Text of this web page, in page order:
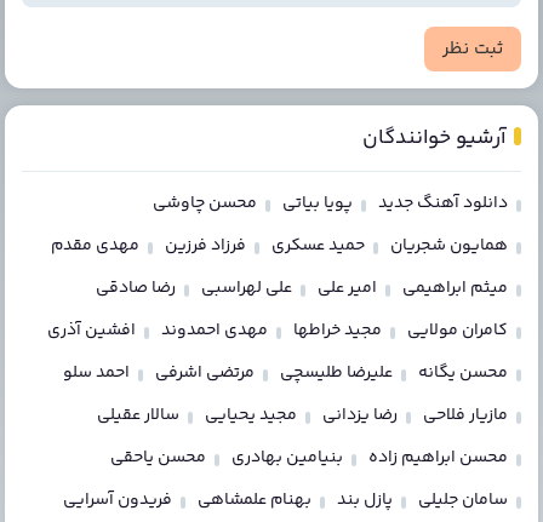
ثبت نظر
آرشیو خوانندگان
دانلود آهنگ جدید پویا بیاتی
محسن چاوشی
همایون شجریان
حمید عسکری فرزاد فرزین
مهدی مقدم
میثم ابراهیمی
امیر علی علی لهراسبی
رضا صادقی
کامران مولایی
مجید خراطها مهدی احمدوند
افشین آذری
محسن یگانه
علیرضا طلیسچی مرتضی اشرفی
احمد سلو
مازیار فلاحی
رضا یزدانی مجید یحیایی
سالار عقیلی
محسن ابراهیم زاده
بنیامین بهادری
محسن یاحقی
سامان جلیلی
پازل بند بهنام علمشاهی فریدون آسرایی